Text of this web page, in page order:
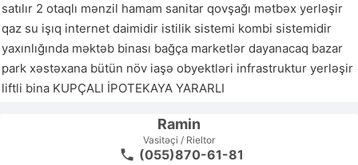
satılır 2 otaqlı mənzil hamam sanitar qovşağı mətbəx yerləşir
qaz su işıq internet daimidir istilik sistemi kombi sistemidir
yaxınlığında məktəb binası bağça marketlər dayanacaq bazar
park xəstəxana bütün növ iaşə obyektləri infrastruktur yerləşir
liftli bina KUPÇALI İPOTEKAYA YARARLI
Ramin
Vasitəçi / Rieltor
(055)870-61-81